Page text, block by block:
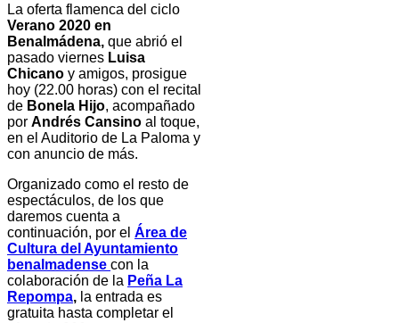
La oferta flamenca del ciclo
Verano 2020 en
Benalmádena, que abrió el
pasado viernes Luisa
Chicano y amigos, prosigue
hoy (22.00 horas) con el recital
de Bonela Hijo, acompañado
por Andrés Cansino al toque,
en el Auditorio de La Paloma y
con anuncio de más.
Organizado como el resto de
espectáculos, de los que
daremos cuenta a
continuación, por el Área de
Cultura del Ayuntamiento
benalmadense con la
colaboración de la Peña La
Repompa, la entrada es
gratuita hasta completar el